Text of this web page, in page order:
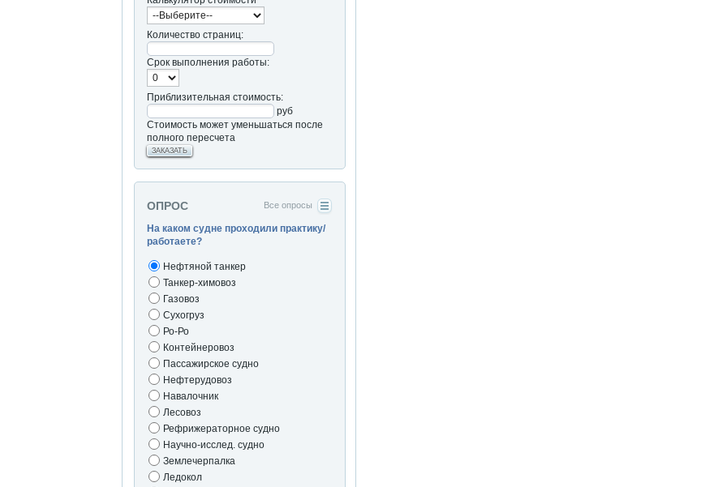
Количество страниц:
Срок выполнения работы:
Приблизительная стоимость:
руб
Стоимость может уменьшаться после
полного пересчета
ЗАКАЗАТЬ
ОПРОС Все опросы
На каком судне проходили практику/
работаете?
Нефтяной танкер
Танкер-химовоз
Газовоз
Сухогруз
Ро-Ро
Контейнеровоз
Пассажирское судно
Нефтерудовоз
Навалочник
Лесовоз
Рефрижераторное судно
Научно-исслед. судно
Землечерпалка
Ледокол